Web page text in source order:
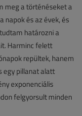
meg a történéseket a
napok és az évek, és
határozni a
Harminc felett
repültek, hanem
egy pillanat alatt
exponenciális
felgyorsult minden